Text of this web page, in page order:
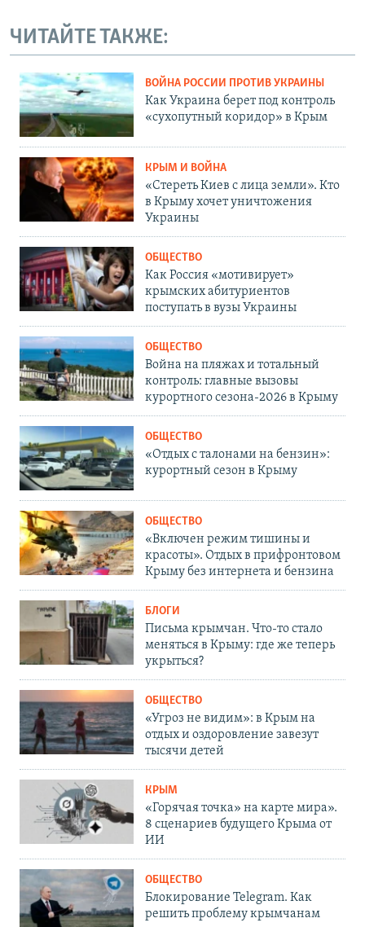
ЧИТАЙТЕ ТАКЖЕ:
ВОЙНА РОССИИ ПРОТИВ УКРАИНЫ
Как Украина берет под контроль
«сухопутный коридор» в Крым
КРЫМ И ВОЙНА
«Стереть Киев с лица земли». Кто
в Крыму хочет уничтожения
Украины
ОБЩЕСТВО
Как Россия «мотивирует»
крымских абитуриентов
поступать в вузы Украины
ОБЩЕСТВО
Война на пляжах и тотальный
контроль: главные вызовы
курортного сезона-2026 в Крыму
ОБЩЕСТВО
«Отдых с талонами на бензин»:
курортный сезон в Крыму
ОБЩЕСТВО
«Включен режим тишины и
красоты». Отдых в прифронтовом
Крыму без интернета и бензина
БЛОГИ
Письма крымчан. Что-то стало
меняться в Крыму: где же теперь
укрыться?
ОБЩЕСТВО
«Угроз не видим»: в Крым на
отдых и оздоровление завезут
тысячи детей
КРЫМ
«Горячая точка» на карте мира».
8 сценариев будущего Крыма от
ИИ
ОБЩЕСТВО
Блокирование Telegram. Как
решить проблему крымчанам